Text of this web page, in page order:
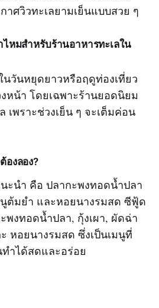
าศวิวทะเลยามเย็นแบบสวย ๆ
ไหมสำหรับร้านอาหารทะเลใน
นวันหยุดยาวหรือฤดูท่องเที่ยว
หน้า โดยเฉพาะร้านยอดนิยม
พราะช่วงเย็น ๆ จะเต็มค่อน
องลอง?
ะนำ คือ ปลากะพงทอดน้ำปลา
นูต้มยำ และหอยนางรมสด ซีฟู้ด
งทอดน้ำปลา, กุ้งเผา, ผัดฉ่า
หอยนางรมสด ซึ่งเป็นเมนูที่
ำได้สดและอร่อย